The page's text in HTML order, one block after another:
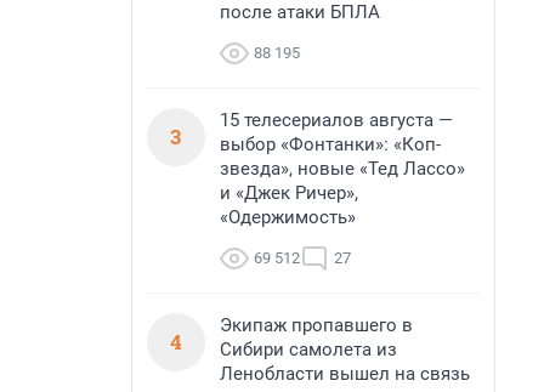
после атаки БПЛА
88 195
3
15 телесериалов августа —
выбор «Фонтанки»: «Коп-
звезда», новые «Тед Лассо»
и «Джек Ричер»,
«Одержимость»
69 512 27
4
Экипаж пропавшего в
Сибири самолета из
Ленобласти вышел на связь